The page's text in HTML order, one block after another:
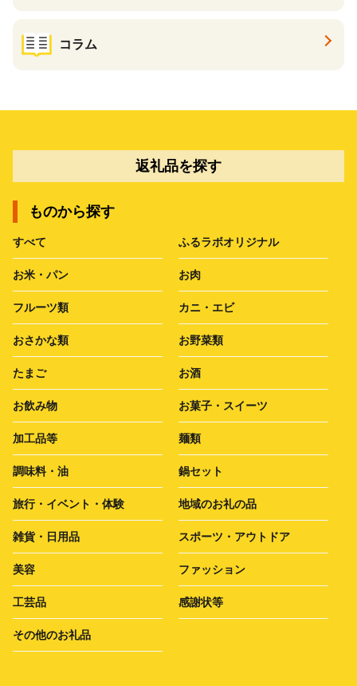
コラム
返礼品を探す
ものから探す
すべて ふるラボオリジナル
お米・パン お肉
フルーツ類 カニ・エビ
おさかな類 お野菜類
たまご お酒
お飲み物 お菓子・スイーツ
加工品等 麺類
調味料・油 鍋セット
旅行・イベント・体験 地域のお礼の品
雑貨・日用品 スポーツ・アウトドア
美容 ファッション
工芸品 感謝状等
その他のお礼品